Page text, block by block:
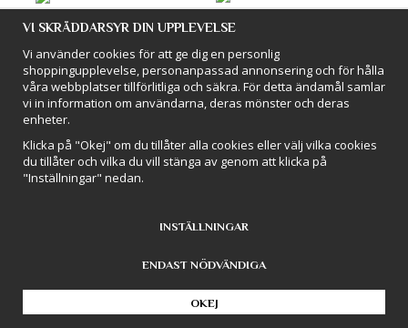
Spicy Vanilla - Svart Te
Strawberry Coffee - Premium -
VI SKRÄDDARSYR DIN UPPLEVELSE
Vi använder cookies för att ge dig en personlig
shoppingupplevelse, personanpassad annonsering och för hålla
våra webbplatser tillförlitliga och säkra. För detta ändamål samlar
vi in information om användarna, deras mönster och deras
enheter.
Klicka på "Okej" om du tillåter alla cookies eller välj vilka cookies
du tillåter och vilka du vill stänga av genom att klicka på
"Inställningar" nedan.
INSTÄLLNINGAR
ENDAST NÖDVÄNDIGA
OKEJ